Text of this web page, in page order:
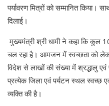
पर्यावरण मित्रों को सम्मानित किया।
दिलाई।
मुख्यमंत्री श्री धामी ने कहा कि कुल
चल रहा है। आमजन में स्वच्छता को
विदेश से लाखों की संख्या में श्रद्धालु
प्रत्येक जिला एवं पर्यटन स्थल स्वच्छ
व्यक्ति की है।